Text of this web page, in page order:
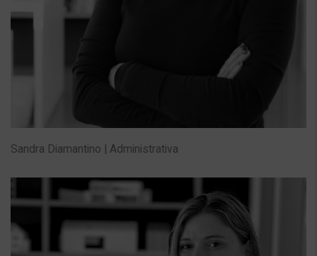
Sandra Diamantino | Administrativa